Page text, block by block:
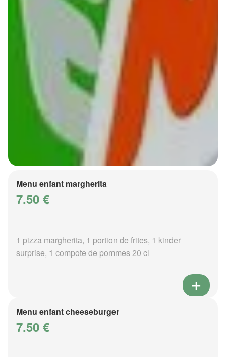
Menu enfant margherita
7.50 €
1 pizza margherita, 1 portion de frites, 1 kinder
surprise, 1 compote de pommes 20 cl
Menu enfant cheeseburger
7.50 €